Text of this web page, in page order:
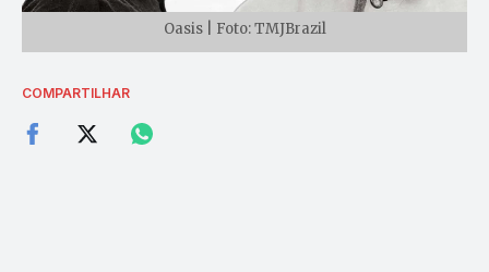
Oasis | Foto: TMJBrazil
COMPARTILHAR